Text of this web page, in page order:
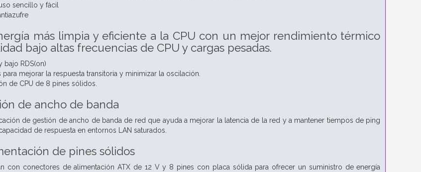
sencillo y fácil
más limpia y eficiente a la CPU con un mejor rendimiento térmico
bajo altas frecuencias de CPU y cargas pesadas.
bajo RDS(on)
mejorar la respuesta transitoria y minimizar la oscilación.
de CPU de 8 pines sólidos.
de ancho de banda
de gestión de ancho de banda de red que ayuda a mejorar la latencia de la red y a mantener tiempos de ping
de respuesta en entornos LAN saturados.
de pines sólidos
con conectores de alimentación ATX de 12 V y 8 pines con placa sólida para ofrecer un suministro de energía